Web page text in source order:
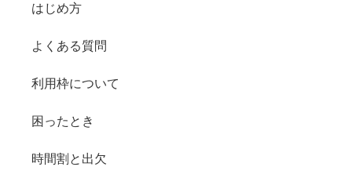
はじめ方
よくある質問
利用枠について
困ったとき
時間割と出欠